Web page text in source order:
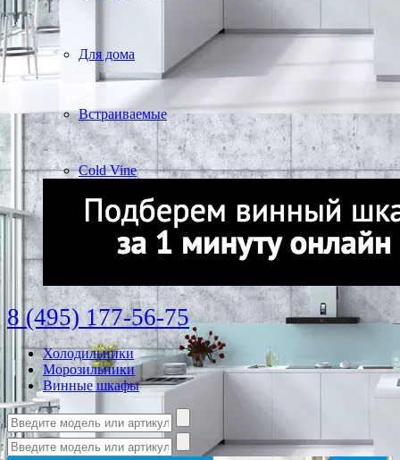
Для дома
Встраиваемые
Cold Vine
8 (495) 177-56-75
Холодильники
Морозильники
Винные шкафы